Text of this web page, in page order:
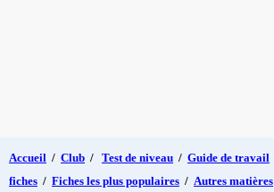
Accueil / Club / Test de niveau / Guide de travail
fiches / Fiches les plus populaires / Autres matières